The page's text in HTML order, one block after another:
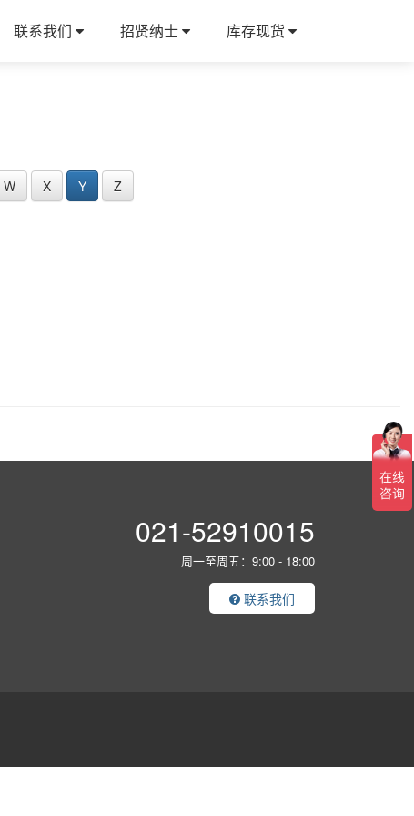
联系我们 招贤纳士 库存现货
W X Y Z
021-52910015
周一至周五：9:00 - 18:00
联系我们